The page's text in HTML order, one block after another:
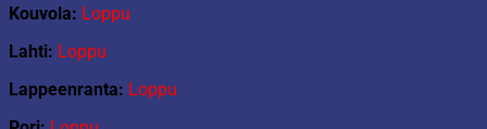
Kouvola: Loppu
Lahti: Loppu
Lappeenranta: Loppu